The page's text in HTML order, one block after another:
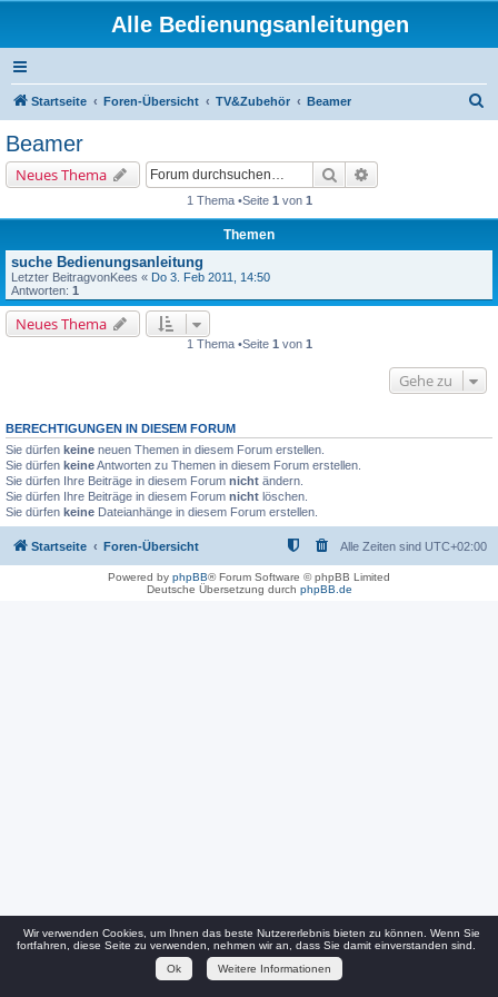
Alle Bedienungsanleitungen
Startseite Foren-Übersicht TV&Zubehör Beamer
Beamer
Neues Thema Suche
1 Thema •Seite 1 von 1
Themen
suche Bedienungsanleitung
Letzter BeitragvonKees « Do 3. Feb 2011, 14:50
Antworten: 1
Neues Thema
1 Thema •Seite 1 von 1
Gehe zu
BERECHTIGUNGEN IN DIESEM FORUM
Sie dürfen keine neuen Themen in diesem Forum erstellen.
Sie dürfen keineAntworten zu Themen in diesem Forum erstellen.
Sie dürfen Ihre Beiträge in diesem Forum nicht ändern.
Sie dürfen Ihre Beiträge in diesem Forum nicht löschen.
Sie dürfen keine Dateianhänge in diesem Forum erstellen.
Startseite Foren-Übersicht Alle Zeiten sind UTC+02:00
Powered by phpBB® Forum Software © phpBB Limited
Deutsche Übersetzung durch phpBB.de
Wir verwenden Cookies, um Ihnen das beste Nutzererlebnis bieten zu können. Wenn Sie
fortfahren, diese Seite zu verwenden, nehmen wir an, dass Sie damit einverstanden sind.
Ok
Weitere Informationen